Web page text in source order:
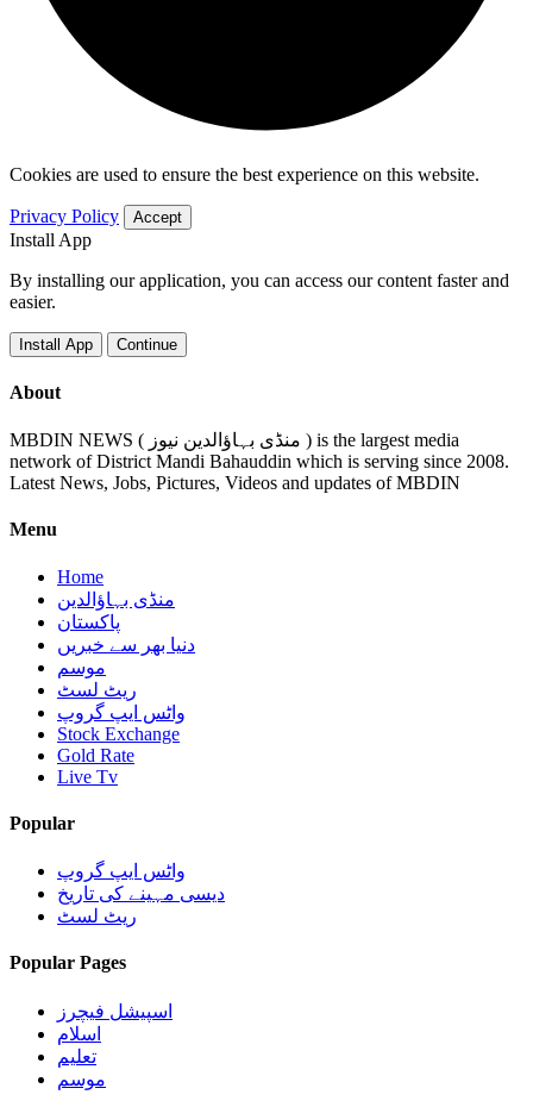
Cookies are used to ensure the best experience on this website.
Privacy Policy Accept
Install App
By installing our application, you can access our content faster and
easier.
Install App Continue
About
MBDIN NEWS ( منڈی بہاؤالدین نیوز ) is the largest media
network of District Mandi Bahauddin which is serving since 2008.
Latest News, Jobs, Pictures, Videos and updates of MBDIN
Menu
Home
منڈی بہاؤالدین
پاکستان
دنیا بھر سے خبریں
موسم
ریٹ لسٹ
واٹس ایپ گروپ
Stock Exchange
Gold Rate
Live Tv
Popular
واٹس ایپ گروپ
دیسی مہینے کی تاریخ
ریٹ لسٹ
Popular Pages
اسپیشل فیچرز
اسلام
تعلیم
موسم